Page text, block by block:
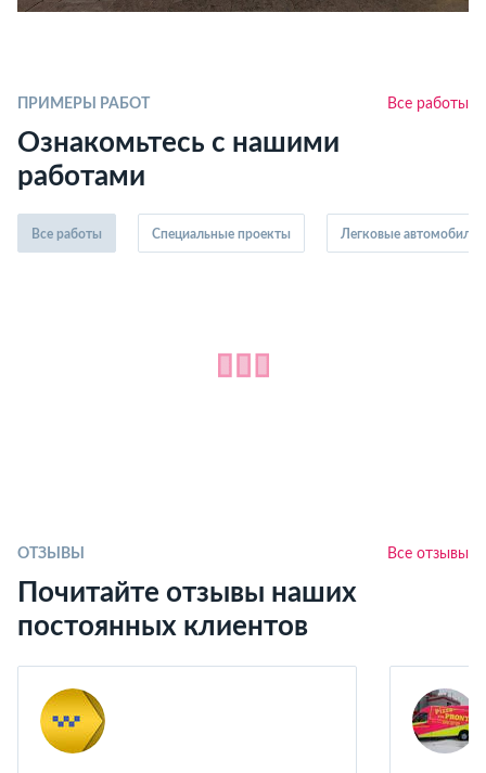
ПРИМЕРЫ РАБОТ Все работы
Ознакомьтесь с нашими
работами
Все работы Специальные проекты Легковые автомобили
ОТЗЫВЫ Все отзывы
Почитайте отзывы наших
постоянных клиентов